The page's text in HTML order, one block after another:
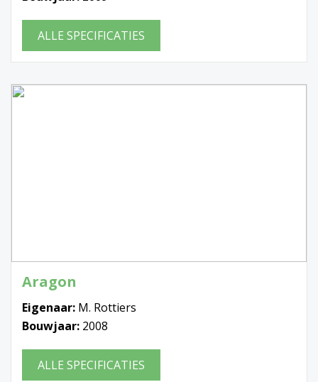
ALLE SPECIFICATIES
Aragon
Eigenaar: M. Rottiers
Bouwjaar: 2008
ALLE SPECIFICATIES